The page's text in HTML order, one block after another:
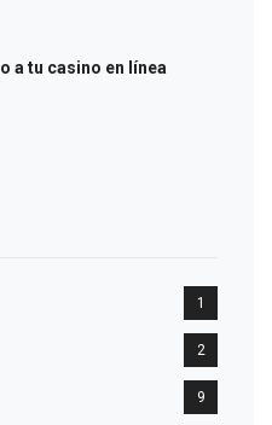
a tu casino en línea
1
2
9